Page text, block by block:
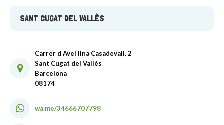
SANT CUGAT DEL VALLÈS
Carrer d Avel lina Casadevall, 2
Sant Cugat del Vallès
Barcelona
08174
wa.me/34666707798